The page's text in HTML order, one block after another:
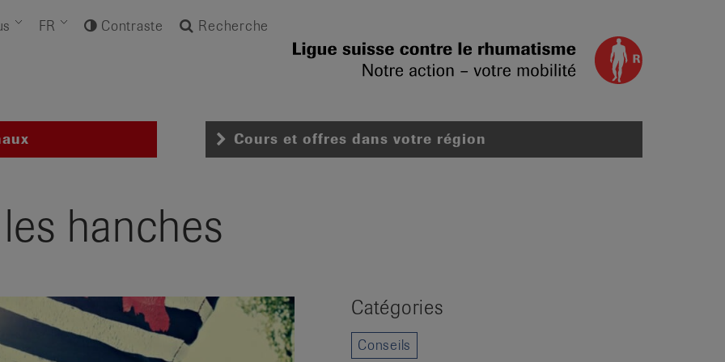
FR Contraste Recherche
Cours et offres dans votre région
hanches
Catégories
Conseils